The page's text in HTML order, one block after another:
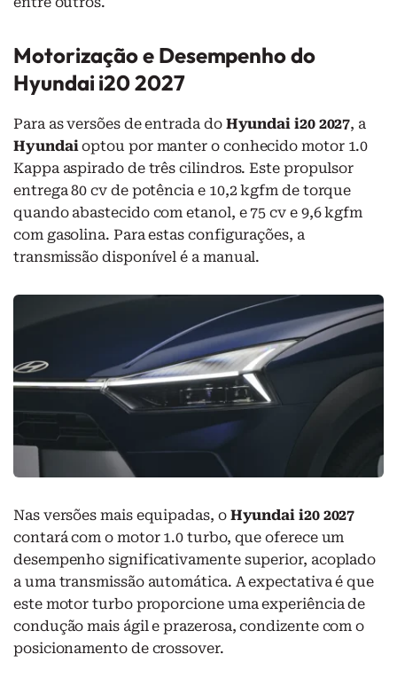
Motorização e Desempenho do
Hyundai i20 2027
Para as versões de entrada do Hyundai i20 2027, a
Hyundaioptou por manter o conhecido motor 1.0
Kappa aspirado de três cilindros. Este propulsor
entrega 80 cv de potência e 10,2 kgfm de torque
quando abastecido com etanol, e 75 cv e 9,6 kgfm
com gasolina. Para estas configurações, a
transmissão disponível é a manual.
Nas versões mais equipadas, o Hyundai i20 2027
contará com o motor 1.0 turbo, que oferece um
desempenho significativamente superior, acoplado
a uma transmissão automática. A expectativa é que
este motor turbo proporcione uma experiência de
condução mais ágil e prazerosa, condizente com o
posicionamento de crossover.